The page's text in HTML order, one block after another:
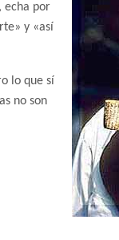
echa por
y «así
lo que sí
no son